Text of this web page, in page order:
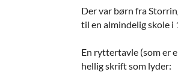
Der var børn fra
til en almindelig skole i
En ryttertavle (som er
hellig skrift som lyder: